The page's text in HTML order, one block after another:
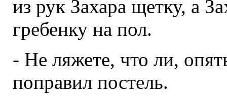
из рук Захара щетку, а
гребенку на пол.
- Не ляжете, что ли,
поправил постель.